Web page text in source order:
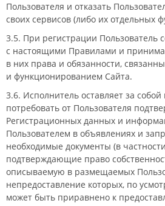
Пользователя и отказать
своих сервисов (либо их отдельных
3.5. При регистрации Пользователь
с настоящими Правилами и
в них права и обязанности,
и функционированием Сайта.
3.6. Исполнитель оставляет за
потребовать от Пользователя
Регистрационных данных и
Пользователем в объявлениях и
необходимые документы (в
подтверждающие право
описываемую в размещаемых
непредоставление которых, по
может быть приравнено к